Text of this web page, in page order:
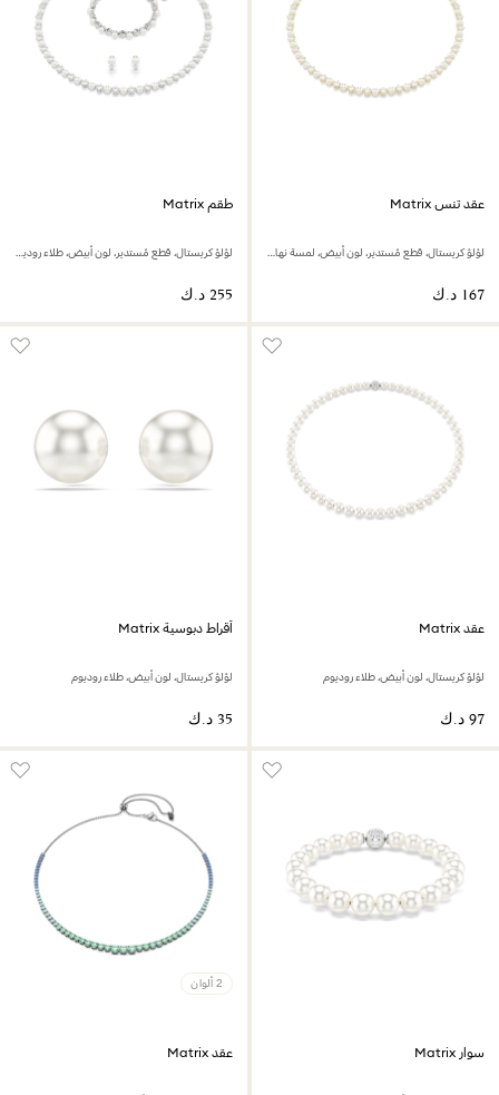
عقد تنس Matrix
لؤلؤ كريستال، قطع مُستدير، لون أبيض، لمسة نهائية من الذهب عيار 18 قيراط
طقم Matrix
لؤلؤ كريستال، قطع مُستدير، لون أبيض، طلاء روديوم
عقد Matrix
لؤلؤ كريستال، لون أبيض، طلاء روديوم
أقراط دبوسية Matrix
لؤلؤ كريستال، لون أبيض، طلاء روديوم
سوار Matrix
2 ألوان
عقد Matrix